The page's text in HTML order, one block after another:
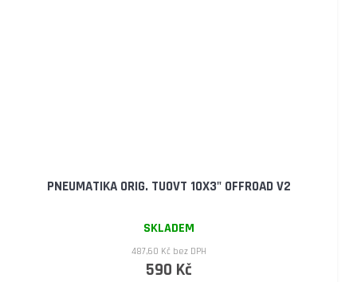
PNEUMATIKA ORIG. TUOVT 10X3" OFFROAD V2
SKLADEM
487,60 Kč bez DPH
590 Kč